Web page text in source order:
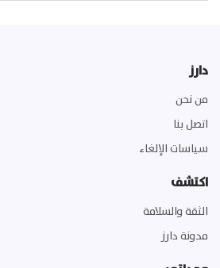
دارز
من نحن
اتصل بنا
سياسات الإلغاء
اكتشف
الثقة والسلامة
مدونة دارز